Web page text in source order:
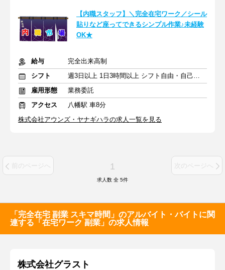
【内職スタッフ】＼完全在宅ワーク／シール
貼りなど座ってできるシンプル作業♪未経験
OK★
給与
完全出来高制
シフト
週3日以上 1日3時間以上 シフト自由・自己申告
雇用形態
業務委託
アクセス
八幡駅 車8分
株式会社アウンズ・ヤナギハラの求人一覧を見る
前のページへ 1 次のページへ
求人数 全 5件
「完全在宅 副業 スキマ時間」のアルバイト・バイトに関
連する「在宅ワーク 副業」の求人情報
株式会社グラスト